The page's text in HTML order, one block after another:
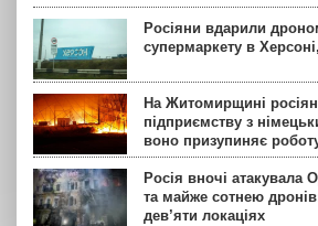
Росіяни вдарили
супермаркету в
На Житомирщині
підприємству з
воно призупиняє
Росія вночі атакувала
та майже сотнею
дев’яти локаціях